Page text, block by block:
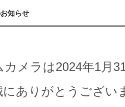
知らせ
メラは2024年1月
ありがとうござい